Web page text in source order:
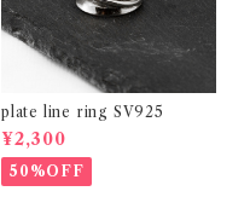
plate line ring SV925
¥2,300
50%OFF